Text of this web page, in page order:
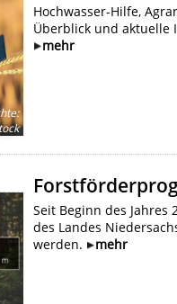
:
Hochwasser-Hilfe,
Überblick und aktuelle
mehr
Seit Beginn des
des Landes
werden.
mehr